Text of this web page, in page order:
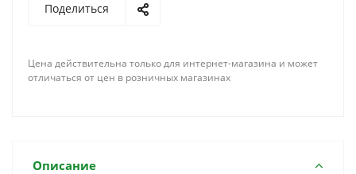
Поделиться
Цена действительна только для интернет-магазина и может
отличаться от цен в розничных магазинах
Описание